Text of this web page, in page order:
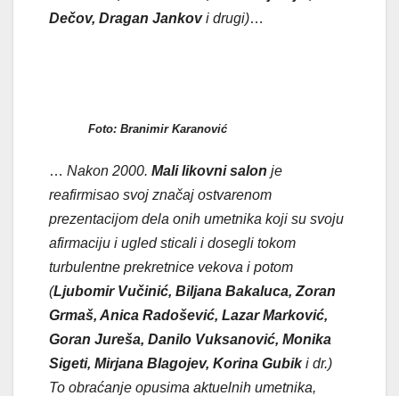
Dečov, Dragan Jankovi drugi)…
Foto: Branimir Karanović
… Nakon 2000. Mali likovni salon je
reafirmisao svoj značaj ostvarenom
prezentacijom dela onih umetnika koji su svoju
afirmaciju i ugled sticali i dosegli tokom
turbulentne prekretnice vekova i potom
(Ljubomir Vučinić, Biljana Bakaluca, Zoran
Grmaš, Anica Radošević, Lazar Marković,
Goran Jureša, Danilo Vuksanović, Monika
Sigeti, Mirjana Blagojev, Korina Gubiki dr.)
To obraćanje opusima aktuelnih umetnika,